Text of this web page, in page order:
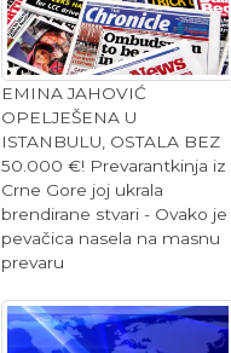
EMINA JAHOVIĆ
OPELJEŠENA U
ISTANBULU, OSTALA BEZ
50.000 €! Prevarantkinja iz
Crne Gore joj ukrala
brendirane stvari - Ovako je
pevačica nasela na masnu
prevaru